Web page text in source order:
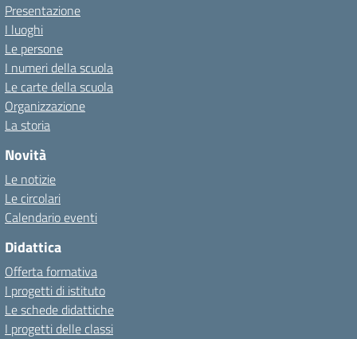
Presentazione
I luoghi
Le persone
I numeri della scuola
Le carte della scuola
Organizzazione
La storia
Novità
Le notizie
Le circolari
Calendario eventi
Didattica
Offerta formativa
I progetti di istituto
Le schede didattiche
I progetti delle classi